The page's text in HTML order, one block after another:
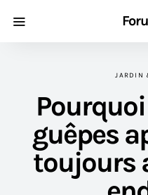
JARDIN
guêpes
toujours